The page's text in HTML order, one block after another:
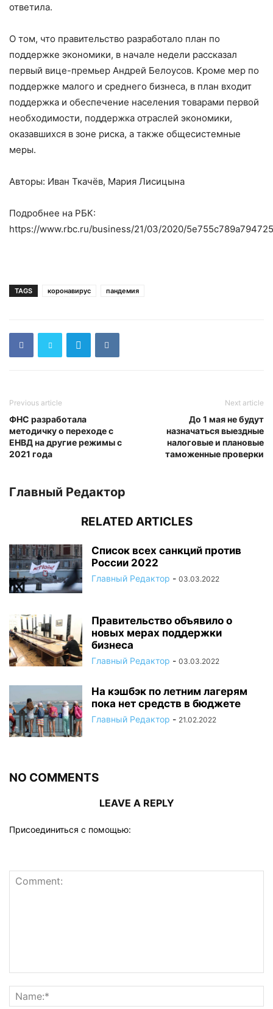
ответила.
О том, что правительство разработало план по
поддержке экономики, в начале недели рассказал
первый вице-премьер Андрей Белоусов. Кроме мер по
поддержке малого и среднего бизнеса, в план входит
поддержка и обеспечение населения товарами первой
необходимости, поддержка отраслей экономики,
оказавшихся в зоне риска, а также общесистемные
меры.
Авторы: Иван Ткачёв, Мария Лисицына
Подробнее на РБК:
https://www.rbc.ru/business/21/03/2020/
TAGS коронавирус пандемия
Previous article
ФНС разработала
методичку о переходе с
ЕНВД на другие режимы с
2021 года
Next article
До 1 мая не будут
назначаться выездные
налоговые и плановые
таможенные проверки
Главный Редактор
RELATED ARTICLES
Список всех санкций против
России 2022
Главный Редактор - 03.03.2022
Правительство объявило о
новых мерах поддержки
бизнеса
Главный Редактор - 03.03.2022
На кэшбэк по летним лагерям
пока нет средств в бюджете
Главный Редактор - 21.02.2022
NO COMMENTS
LEAVE A REPLY
Присоединиться с помощью: